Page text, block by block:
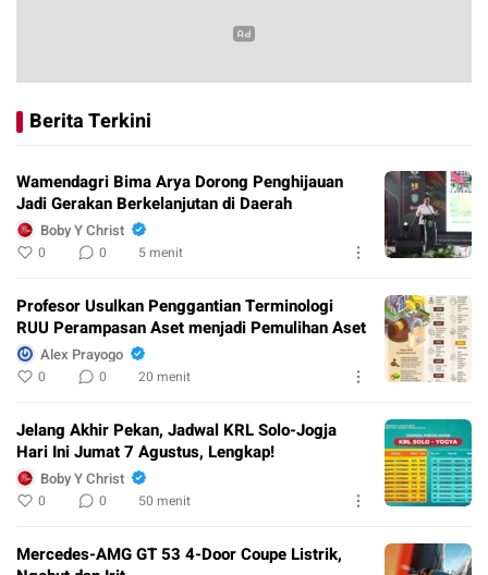
Berita Terkini
Wamendagri Bima Arya Dorong Penghijauan
Jadi Gerakan Berkelanjutan di Daerah
Boby Y Christ
0 0 5 menit
Profesor Usulkan Penggantian Terminologi
RUU Perampasan Aset menjadi Pemulihan Aset
Alex Prayogo
0 0 20 menit
Jelang Akhir Pekan, Jadwal KRL Solo-Jogja
Hari Ini Jumat 7 Agustus, Lengkap!
Boby Y Christ
0 0 50 menit
Mercedes-AMG GT 53 4-Door Coupe Listrik,